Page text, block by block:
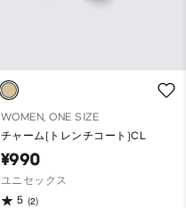
WOMEN, ONE SIZE
チャーム(トレンチコート)CL
¥990
ユニセックス
5 (2)